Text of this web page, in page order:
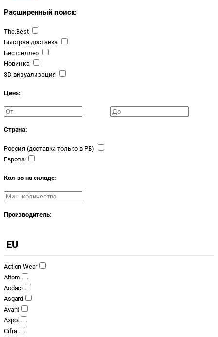
Расширенный поиск:
The.Best
Быстрая доставка
Бестселлер
Новинка
3D визуализация
Цена:
Страна:
Россия (доставка только в РБ)
Европа
Кол-во на складе:
Производитель:
EU
Action Wear
Altom
Aodaci
Asgard
Avant
Axpol
Cifra